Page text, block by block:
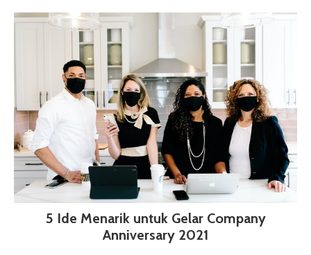
5 Ide Menarik untuk Gelar Company
Anniversary 2021